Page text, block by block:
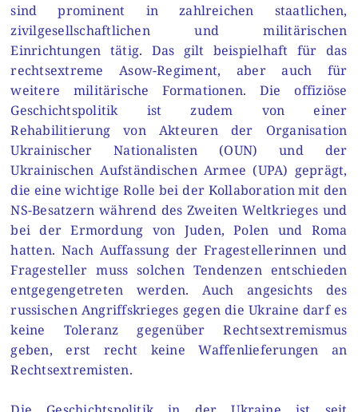
sind prominent in zahlreichen staatlichen,
zivilgesellschaftlichen und militärischen
Einrichtungen tätig. Das gilt beispielhaft für das
rechtsextreme Asow-Regiment, aber auch für
weitere militärische Formationen. Die offiziöse
Geschichtspolitik ist zudem von einer
Rehabilitierung von Akteuren der Organisation
Ukrainischer Nationalisten (OUN) und der
Ukrainischen Aufständischen Armee (UPA) geprägt,
die eine wichtige Rolle bei der Kollaboration mit den
NS-Besatzern während des Zweiten Weltkrieges und
bei der Ermordung von Juden, Polen und Roma
hatten. Nach Auffassung der Fragestellerinnen und
Fragesteller muss solchen Tendenzen entschieden
entgegengetreten werden. Auch angesichts des
russischen Angriffskrieges gegen die Ukraine darf es
keine Toleranz gegenüber Rechtsextremismus
geben, erst recht keine Waffenlieferungen an
Rechtsextremisten.